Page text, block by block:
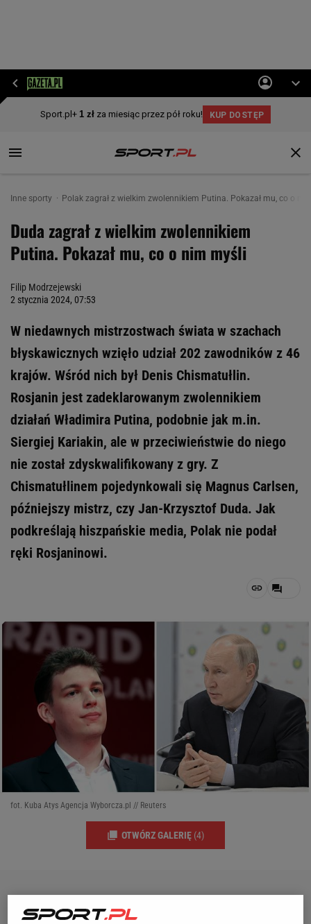
Inne sporty Polak zagrał z wielkim zwolennikiem Putina. Pokazał mu, co o
Duda zagrał z wielkim zwolennikiem
Putina. Pokazał mu, co o nim myśli
Filip Modrzejewski
2 stycznia 2024, 07:53
W niedawnych mistrzostwach świata w szachach
błyskawicznych wzięło udział 202 zawodników z 46
krajów. Wśród nich był Denis Chismatułlin.
Rosjanin jest zadeklarowanym zwolennikiem
działań Władimira Putina, podobnie jak m.in.
Siergiej Kariakin, ale w przeciwieństwie do niego
nie został zdyskwalifikowany z gry. Z
Chismatułlinem pojedynkowali się Magnus Carlsen,
późniejszy mistrz, czy Jan-Krzysztof Duda. Jak
podkreślają hiszpańskie media, Polak nie podał
ręki Rosjaninowi.
fot. Kuba Atys Agencja Wyborcza.pl // Reuters
OTWÓRZ GALERIĘ (4)